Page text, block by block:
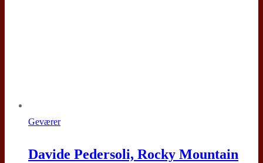
Geværer
Davide Pedersoli, Rocky Mountain